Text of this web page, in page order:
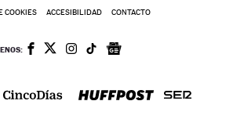
COOKIES ACCESIBILIDAD CONTACTO